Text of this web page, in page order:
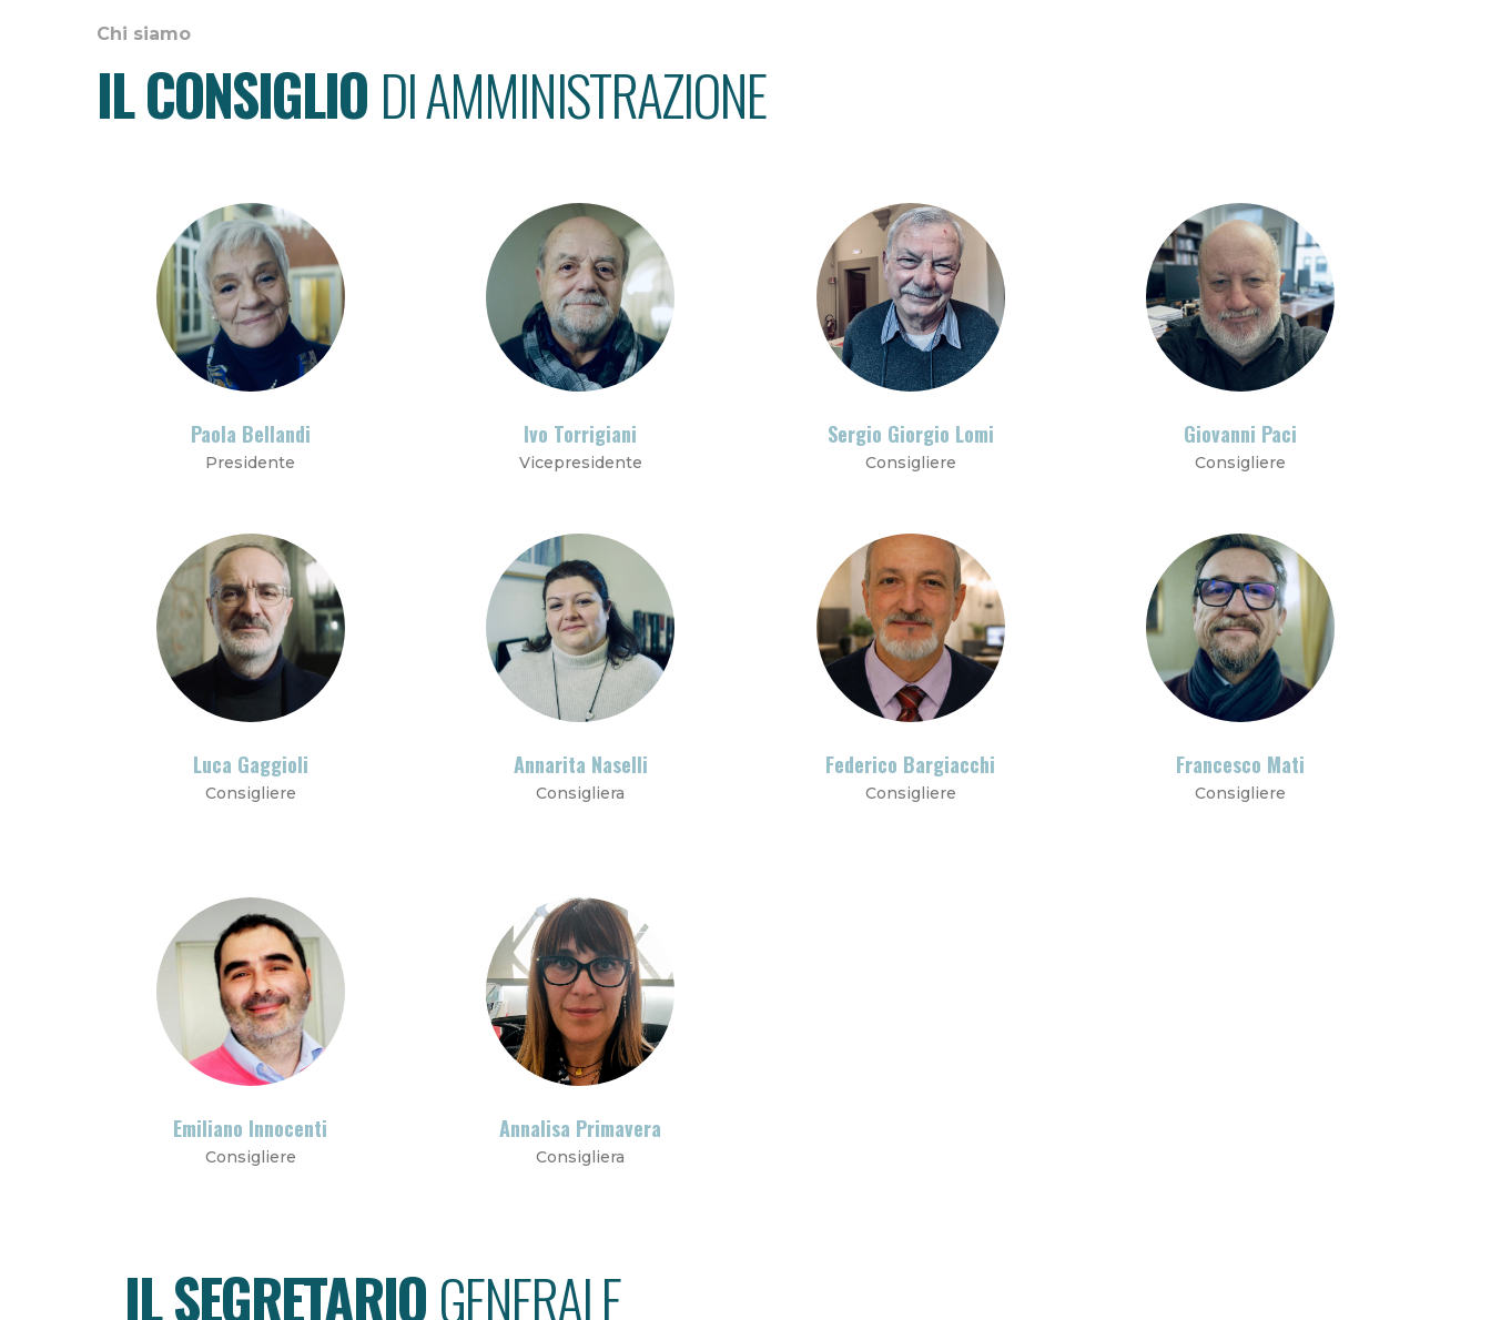
Chi siamo
IL CONSIGLIO DI AMMINISTRAZIONE
Paola Bellandi
Presidente
Ivo Torrigiani
Vicepresidente
Sergio Giorgio Lomi
Consigliere
Giovanni Paci
Consigliere
Luca Gaggioli
Consigliere
Annarita Naselli
Consigliera
Federico Bargiacchi
Consigliere
Francesco Mati
Consigliere
Emiliano Innocenti
Consigliere
Annalisa Primavera
Consigliera
IL SEGRETARIOGENERALE